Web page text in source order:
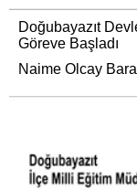
Doğubayazıt
Göreve Başladı
Naime Olcay